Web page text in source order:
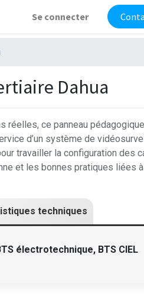
Se connecter
Dahua
réelles, ce panneau
d’un système de
travailler la configuration des
et les bonnes pratiques liées
techniques
électrotechnique, BTS CIEL